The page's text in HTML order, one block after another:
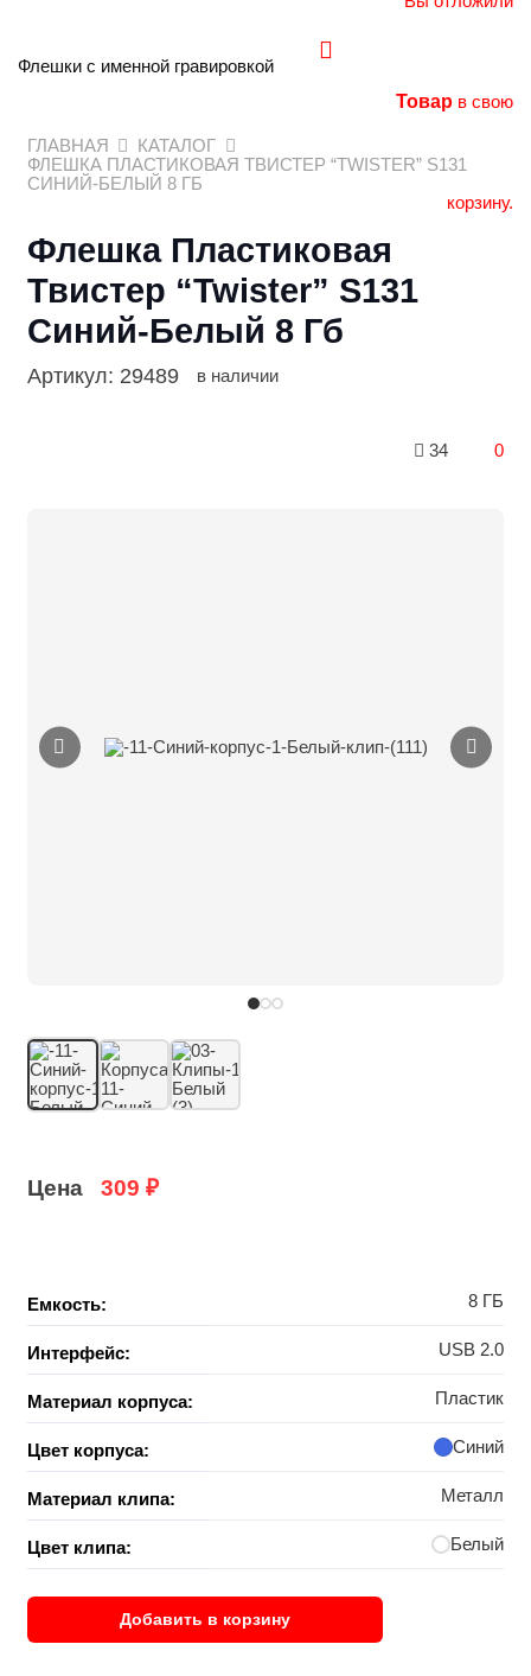
Флешки с именной гравировкой
Товарв свою
корзину.
ГЛАВНАЯ
КАТАЛОГ
ФЛЕШКА ПЛАСТИКОВАЯ ТВИСТЕР “TWISTER” S131
СИНИЙ-БЕЛЫЙ 8 ГБ
Флешка Пластиковая
Твистер “Twister” S131
Синий-Белый 8 Гб
Артикул: 29489 в наличии
34 0
Цена 309₽
Емкость: 8 ГБ
Интерфейс: USB 2.0
Материал корпуса: Пластик
Цвет корпуса: Синий
Материал клипа: Металл
Цвет клипа: Белый
Добавить в корзину